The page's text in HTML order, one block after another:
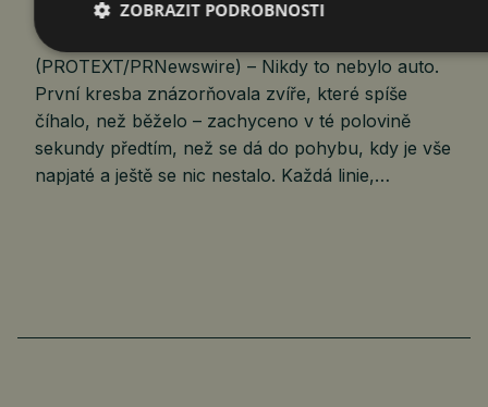
Barcelona 7. srpna 2026
(PROTEXT/PRNewswire) – Nikdy to nebylo auto.
První kresba znázorňovala zvíře, které spíše
číhalo, než běželo – zachyceno v té polovině
sekundy předtím, než se dá do pohybu, kdy je vše
napjaté a ještě se nic nestalo. Každá linie,…
ZOBRAZIT PODROBNOSTI